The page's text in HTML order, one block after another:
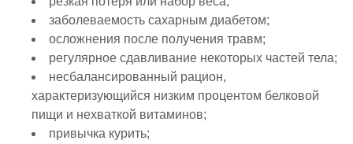
заболеваемость сахарным диабетом;
осложнения после получения травм;
регулярное сдавливание некоторых частей тела;
несбалансированный рацион,
характеризующийся низким процентом белковой
пищи и нехваткой витаминов;
привычка курить;